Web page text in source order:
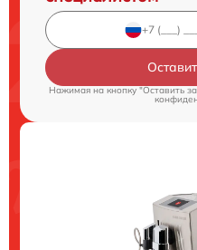
Нажимая на кнопку "Оставить